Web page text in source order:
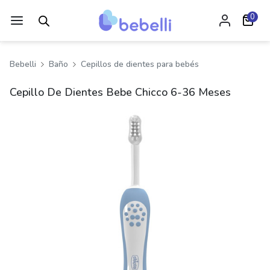
0
Bebelli Baño Cepillos de dientes para bebés
Cepillo De Dientes Bebe Chicco 6-36 Meses